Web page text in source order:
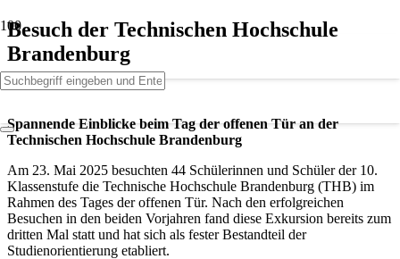
Besuch der Technischen Hochschule
Brandenburg
Spannende Einblicke beim Tag der offenen Tür an der
Technischen Hochschule Brandenburg
Am 23. Mai 2025 besuchten 44 Schülerinnen und Schüler der 10.
Klassenstufe die Technische Hochschule Brandenburg (THB) im
Rahmen des Tages der offenen Tür. Nach den erfolgreichen
Besuchen in den beiden Vorjahren fand diese Exkursion bereits zum
dritten Mal statt und hat sich als fester Bestandteil der
Studienorientierung etabliert.